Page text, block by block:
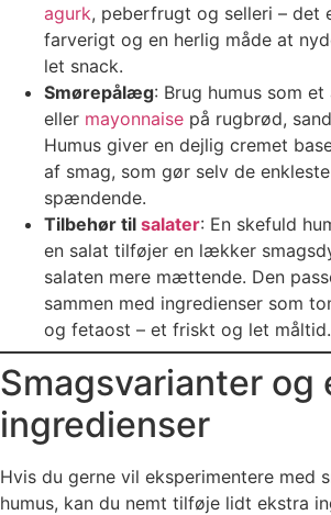
agurk, peberfrugt og selleri – det
farverigt og en herlig måde at
let snack.
Smørepålæg: Brug humus som
eller mayonnaise på rugbrød,
Humus giver en dejlig cremet
af smag, som gør selv de
spændende.
Tilbehør til salater: En skefuld
en salat tilføjer en lækker
salaten mere mættende. Den
sammen med ingredienser som
og fetaost – et friskt og let måltid.
Smagsvarianter og
ingredienser
Hvis du gerne vil eksperimentere med
humus, kan du nemt tilføje lidt ekstra